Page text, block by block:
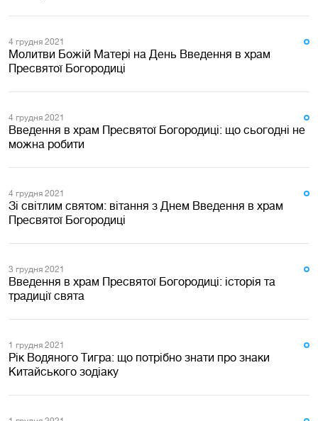
4 грудня 2021
Молитви Божій Матері на День Введення в храм
Пресвятої Богородиці
4 грудня 2021
Введення в храм Пресвятої Богородиці: що сьогодні не
можна робити
4 грудня 2021
Зі світлим святом: вітання з Днем Введення в храм
Пресвятої Богородиці
3 грудня 2021
Введення в храм Пресвятої Богородиці: історія та
традиції свята
1 грудня 2021
Рік Водяного Тигра: що потрібно знати про знаки
Китайського зодіаку